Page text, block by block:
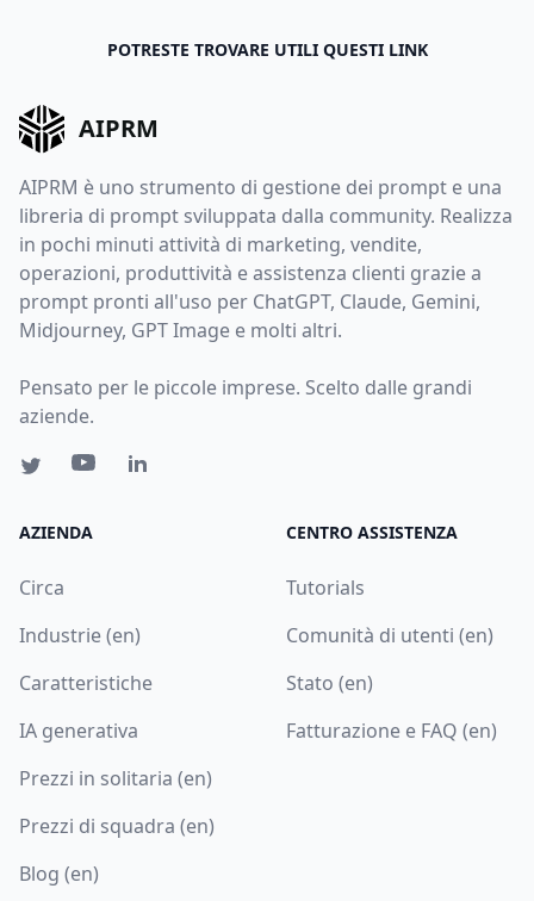
POTRESTE TROVARE UTILI QUESTI LINK
AIPRM
AIPRM è uno strumento di gestione dei prompt e una
libreria di prompt sviluppata dalla community. Realizza
in pochi minuti attività di marketing, vendite,
operazioni, produttività e assistenza clienti grazie a
prompt pronti all'uso per ChatGPT, Claude, Gemini,
Midjourney, GPT Image e molti altri.
Pensato per le piccole imprese. Scelto dalle grandi
aziende.
AZIENDA
Circa
Industrie (en)
Caratteristiche
IA generativa
Prezzi in solitaria (en)
Prezzi di squadra (en)
Blog (en)
CENTRO ASSISTENZA
Tutorials
Comunità di utenti (en)
Stato (en)
Fatturazione e FAQ (en)